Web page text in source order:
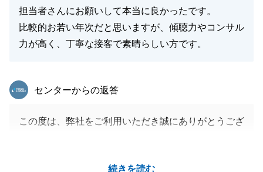
担当者さんにお願いして本当に良かったです。
比較的お若い年次だと思いますが、傾聴力やコンサル
力が高く、丁寧な接客で素晴らしい方です。
続きを読む
東急リバブル
センターからの返答
この度は、弊社をご利用いただき誠にありがとうござ